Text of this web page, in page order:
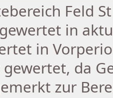
Feld
in
in
da
zur